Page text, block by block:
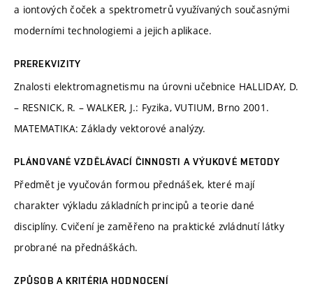
a iontových čoček a spektrometrů využívaných současnými
moderními technologiemi a jejich aplikace.
PREREKVIZITY
Znalosti elektromagnetismu na úrovni učebnice HALLIDAY, D.
– RESNICK, R. – WALKER, J.: Fyzika, VUTIUM, Brno 2001.
MATEMATIKA: Základy vektorové analýzy.
PLÁNOVANÉ VZDĚLÁVACÍ ČINNOSTI A VÝUKOVÉ METODY
Předmět je vyučován formou přednášek, které mají
charakter výkladu základních principů a teorie dané
disciplíny. Cvičení je zaměřeno na praktické zvládnutí látky
probrané na přednáškách.
ZPŮSOB A KRITÉRIA HODNOCENÍ